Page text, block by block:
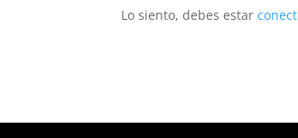
Lo siento, debes estar